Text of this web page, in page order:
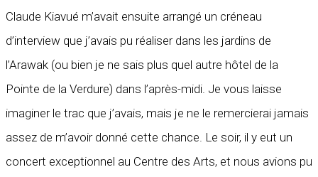
Claude Kiavué m’avait ensuite arrangé un créneau
d’interview que j’avais pu réaliser dans les jardins de
l’Arawak (ou bien je ne sais plus quel autre hôtel de la
Pointe de la Verdure) dans l’après-midi. Je vous laisse
imaginer le trac que j’avais, mais je ne le remercierai jamais
assez de m’avoir donné cette chance. Le soir, il y eut un
concert exceptionnel au Centre des Arts, et nous avions pu